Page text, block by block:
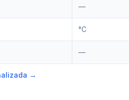
—
°C
—
→